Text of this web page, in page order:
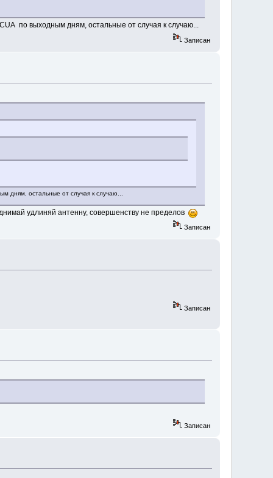
по выходным дням, остальные от случая к случаю...
Записан
дням, остальные от случая к случаю...
удлиняй антенну, совершенству не пределов
Записан
Записан
Записан